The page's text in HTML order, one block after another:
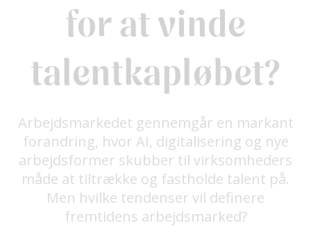
for at vinde
talentkapløbet?
Arbejdsmarkedet gennemgår en markant
forandring, hvor AI, digitalisering og nye
arbejdsformer skubber til virksomheders
måde at tiltrække og fastholde talent på.
Men hvilke tendenser vil definere
fremtidens arbejdsmarked?